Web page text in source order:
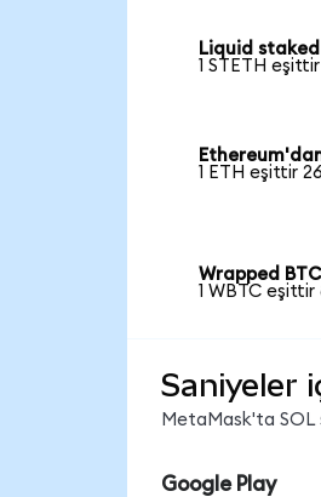
Liquid
1 STETH
1 ETH eşittir
Wrapped
1 WBTC
Saniyeler
MetaMask'ta SOL
Google Play